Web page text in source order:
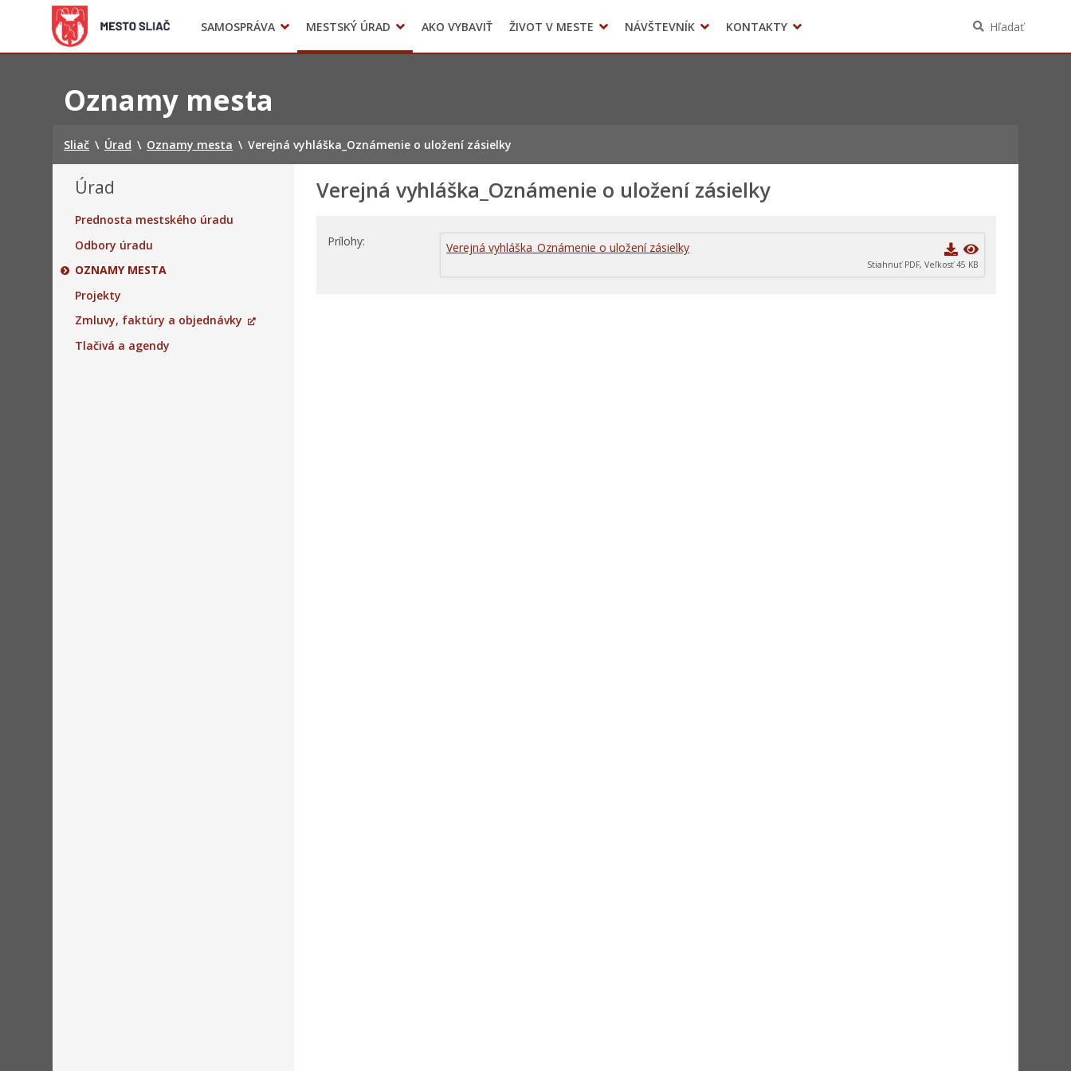
SAMOSPRÁVA
Komisie
Územné plánovanie
Voľby
MESTSKÝ ÚRAD
AKO VYBAVIŤ
ŽIVOT V MESTE
Civilná ochrana
Mestské kultúrne stredisko Sliač
NÁVŠTEVNÍK
KONTAKTY Hľadať
Oznamy mesta
Sliač \ Úrad \ Oznamy mesta \ Verejná vyhláška_Oznámenie o uložení zásielky
Úrad
Prednosta mestského úradu
Odbory úradu
OZNAMY MESTA
Projekty
Zmluvy, faktúry a objednávky
Tlačivá a agendy
Verejná vyhláška_Oznámenie o uložení zásielky
Prílohy Verejná vyhláška_Oznámenie o uložení zásielky
Stiahnuť PDF, Veľkosť 45 KB